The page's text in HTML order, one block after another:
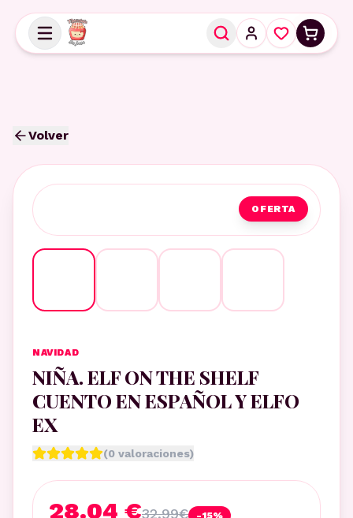
Volver
OFERTA
NAVIDAD
NIÑA. ELF ON THE SHELF
CUENTO EN ESPAÑOL Y ELFO
EX
(0 valoraciones)
28.04 €32.99€ -15%